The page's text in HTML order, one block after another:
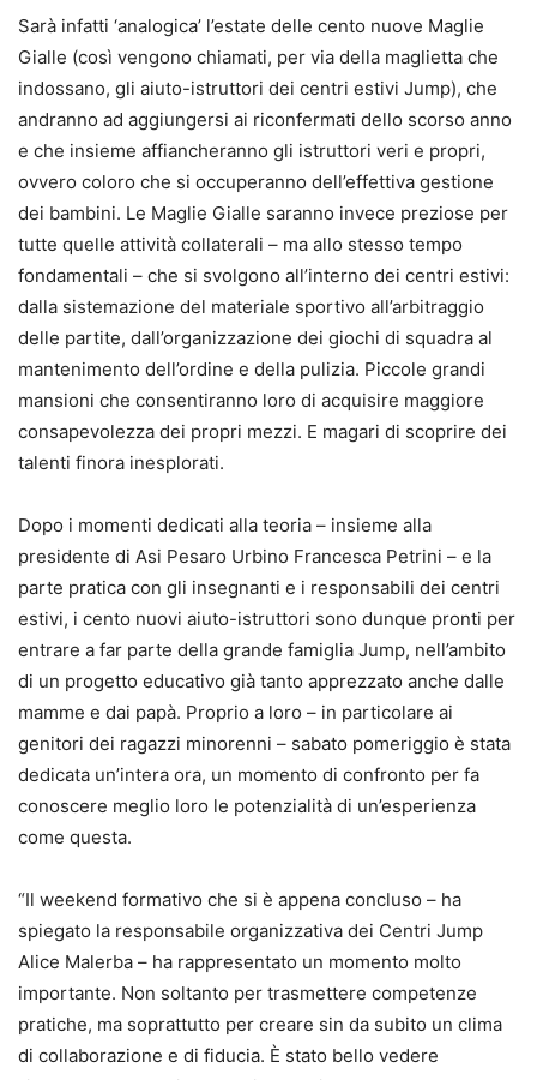
Sarà infatti ‘analogica’ l’estate delle cento nuove Maglie
Gialle (così vengono chiamati, per via della maglietta che
indossano, gli aiuto-istruttori dei centri estivi Jump), che
andranno ad aggiungersi ai riconfermati dello scorso anno
e che insieme affiancheranno gli istruttori veri e propri,
ovvero coloro che si occuperanno dell’effettiva gestione
dei bambini. Le Maglie Gialle saranno invece preziose per
tutte quelle attività collaterali – ma allo stesso tempo
fondamentali – che si svolgono all’interno dei centri estivi:
dalla sistemazione del materiale sportivo all’arbitraggio
delle partite, dall’organizzazione dei giochi di squadra al
mantenimento dell’ordine e della pulizia. Piccole grandi
mansioni che consentiranno loro di acquisire maggiore
consapevolezza dei propri mezzi. E magari di scoprire dei
talenti finora inesplorati.
Dopo i momenti dedicati alla teoria – insieme alla
presidente di Asi Pesaro Urbino Francesca Petrini – e la
parte pratica con gli insegnanti e i responsabili dei centri
estivi, i cento nuovi aiuto-istruttori sono dunque pronti per
entrare a far parte della grande famiglia Jump, nell’ambito
di un progetto educativo già tanto apprezzato anche dalle
mamme e dai papà. Proprio a loro – in particolare ai
genitori dei ragazzi minorenni – sabato pomeriggio è stata
dedicata un’intera ora, un momento di confronto per fa
conoscere meglio loro le potenzialità di un’esperienza
come questa.
“Il weekend formativo che si è appena concluso – ha
spiegato la responsabile organizzativa dei Centri Jump
Alice Malerba – ha rappresentato un momento molto
importante. Non soltanto per trasmettere competenze
pratiche, ma soprattutto per creare sin da subito un clima
di collaborazione e di fiducia. È stato bello vedere